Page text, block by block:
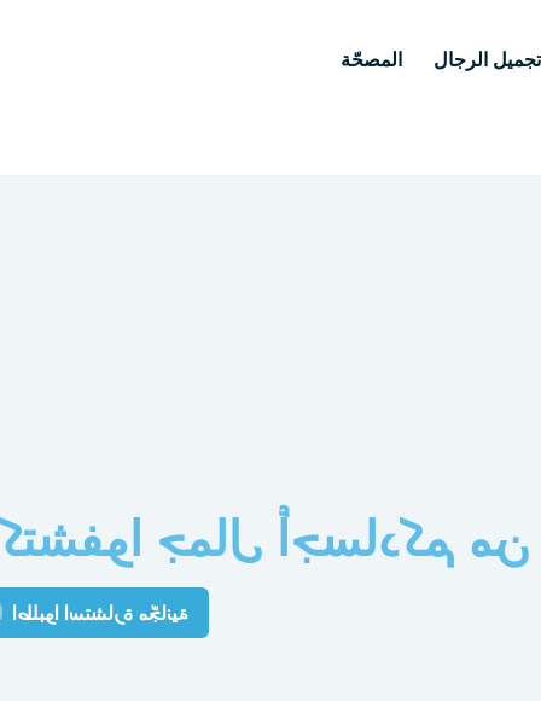
الرجال المصحّة
جمال أجسادكم من
اطلبوا استشارة مجّانية